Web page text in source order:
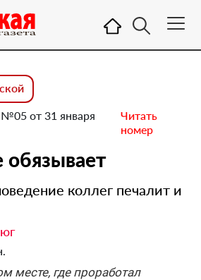
№05 от 31 января
Читать
номер
коллег печалит и
месте, где проработал